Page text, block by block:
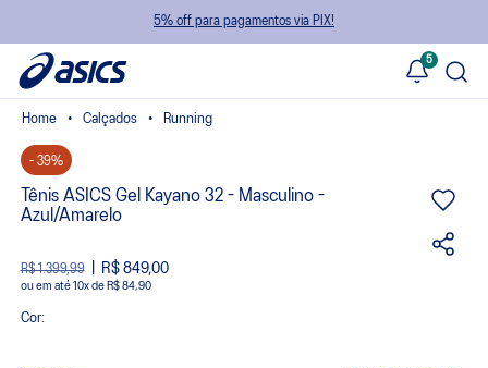
5% off para pagamentos via PIX!
5
Calçados Running
- 39%
Tênis ASICS Gel Kayano 32 - Masculino -
Azul/Amarelo
R$ 1.399,99 R$ 849,00
ou 10xde R$ 84,90
Cor: